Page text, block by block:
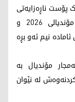
پۆست ناڕەزایەتی
خۆی نیشاندا بەرامبەر بە نرخی بلیتەکانی مۆندیالی 2026 و
نیم ئەو بڕە
یەكەمجار مۆندیال بە
كردنەوەش لە نێوان